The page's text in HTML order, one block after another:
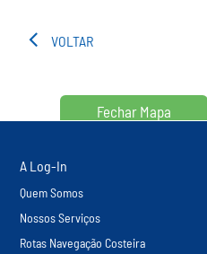
VOLTAR
Fechar Mapa
A Log-In
Quem Somos
Nossos Serviços
Rotas Navegação Costeira